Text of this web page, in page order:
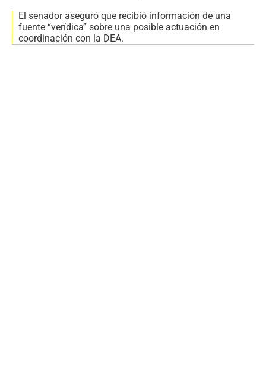
El senador aseguró que recibió información de una
fuente “verídica” sobre una posible actuación en
coordinación con la DEA.